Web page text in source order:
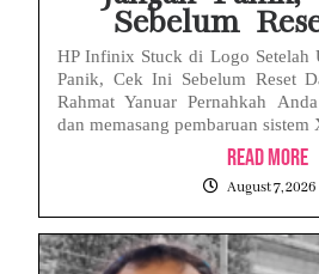
Sebelum
HP Infinix Stuck di Logo Setelah
Panik, Cek Ini Sebelum Reset
Rahmat Yanuar Pernahkah
dan memasang pembaruan sistem
Read More
August 7, 2026